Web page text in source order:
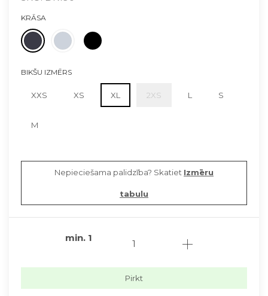
KRĀSA
BIKŠU IZMĒRS
XXS XS XL 2XS L S
M
Nepieciešama palidzība? Skatiet Izmēru
tabulu
min. 1
Pirkt